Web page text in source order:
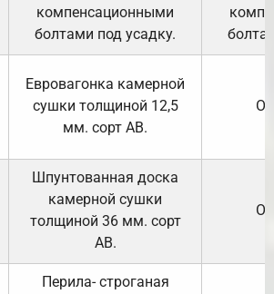
компенсационными
болтами под усадку.
Евровагонка камерной
сушки толщиной 12,5
мм. сорт АВ.
Шпунтованная доска
камерной сушки
толщиной 36 мм. сорт
АВ.
Перила- строганая